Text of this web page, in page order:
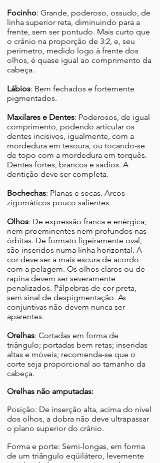
Focinho: Grande, poderoso, ossudo, de
linha superior reta, diminuindo para a
frente, sem ser pontudo. Mais curto que
o crânio na proporção de 3:2, e, seu
perímetro, medido logo à frente dos
olhos, é quase igual ao comprimento da
cabeça.
Lábios: Bem fechados e fortemente
pigmentados.
Maxilares e Dentes: Poderosos, de igual
comprimento, podendo articular os
dentes incisivos, igualmente, com a
mordedura em tesoura, ou tocando-se
de topo com a mordedura em torquês.
Dentes fortes, brancos e sadios. A
dentição deve ser completa.
Bochechas: Planas e secas. Arcos
zigomáticos pouco salientes.
Olhos: De expressão franca e enérgica;
nem proeminentes nem profundos nas
órbitas. De formato ligeiramente oval,
são inseridos numa linha horizontal. A
cor deve ser a mais escura de acordo
com a pelagem. Os olhos claros ou de
rapina devem ser severamente
penalizados. Pálpebras de cor preta,
sem sinal de despigmentação. As
conjuntivas não devem nunca ser
aparentes.
Orelhas: Cortadas em forma de
triângulo; portadas bem retas; inseridas
altas e móveis; recomenda-se que o
corte seja proporcional ao tamanho da
cabeça.
Orelhas não amputadas:
Posição: De inserção alta, acima do nível
dos olhos, a dobra não deve ultrapassar
o plano superior do crânio.
Forma e porte: Semi-longas, em forma
de um triângulo eqüilátero, levemente